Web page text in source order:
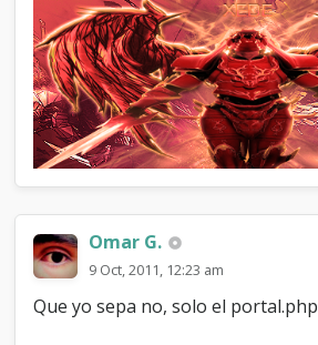
Omar G.
9 Oct, 2011, 12:23 am
Que yo sepa no, solo el portal.php